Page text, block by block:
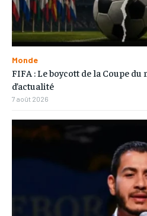
Monde
FIFA : Le boycott de la Coupe du
d’actualité
7 août 2026